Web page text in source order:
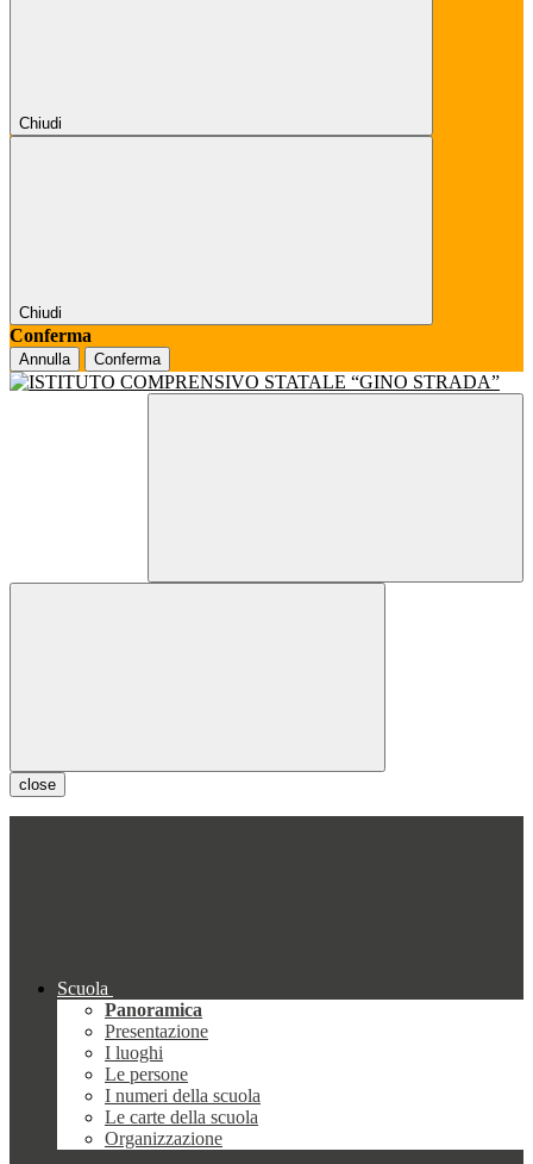
Chiudi
Chiudi
Conferma
Annulla Conferma
close
Scuola
Panoramica
Presentazione
I luoghi
Le persone
I numeri della scuola
Le carte della scuola
Organizzazione